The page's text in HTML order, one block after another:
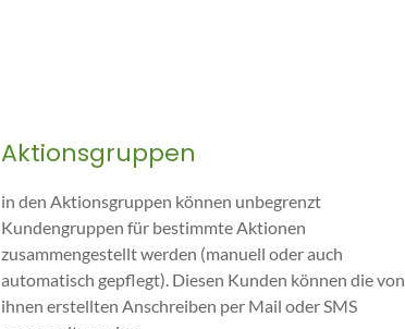
Aktionsgruppen
in den Aktionsgruppen können unbegrenzt
Kundengruppen für bestimmte Aktionen
zusammengestellt werden (manuell oder auch
automatisch gepflegt). Diesen Kunden können die von
ihnen erstellten Anschreiben per Mail oder SMS